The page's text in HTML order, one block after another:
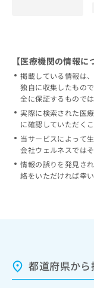
【医療機関の情報に
掲載している情報は
独自に収集したもの
全に保証するものでは
実際に検索された医
に確認していただく
当サービスによって
会社ウェルネスでは
情報の誤りを発見さ
絡をいただければ幸い
都道府県から